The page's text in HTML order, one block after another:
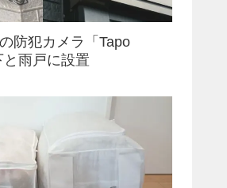
防犯カメラ「Tapo
雨戸に設置